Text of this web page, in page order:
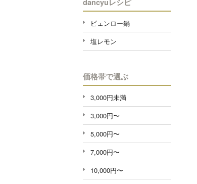
ピェンロー鍋
塩レモン
価格帯で選ぶ
3,000円未満
3,000円〜
5,000円〜
7,000円〜
10,000円〜